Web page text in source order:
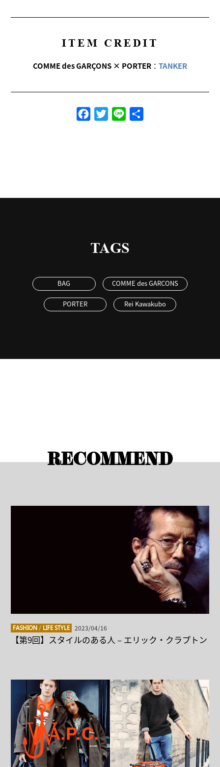
ITEM CREDIT
COMME des GARÇONS × PORTER： TANKER
FacebookTwitterLine
TAGS
BAG COMME des GARCONS
PORTER Rei Kawakubo
RECOMMEND
FASHION / LIFE STYLE 2023/04/16
【第9回】スタイルのある人 – エリック・クラプトン